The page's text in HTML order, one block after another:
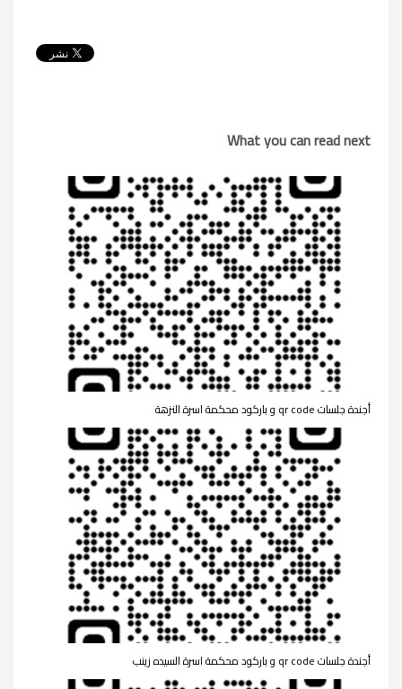
What you can read next
أجندة جلسات qr code و باركود محكمة اسرة النزهة
أجندة جلسات qr code و باركود محكمة اسرة السيده زينب